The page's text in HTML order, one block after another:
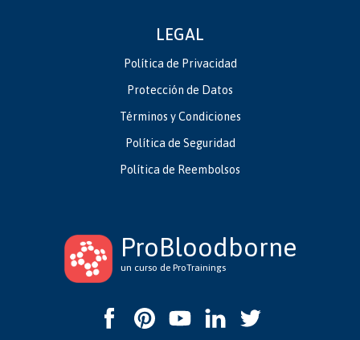
LEGAL
Política de Privacidad
Protección de Datos
Términos y Condiciones
Política de Seguridad
Política de Reembolsos
ProBloodborne
un curso de ProTrainings